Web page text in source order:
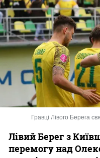
Гравці Лівого Берега
Лівий Берег з
перемогу над